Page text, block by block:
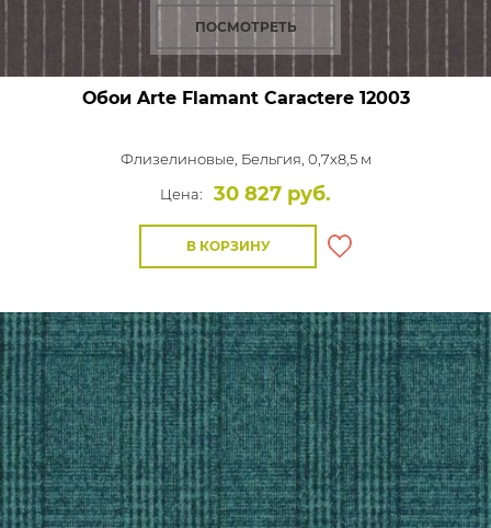
ПОСМОТРЕТЬ
Обои Arte Flamant Caractere12003
Флизелиновые, Бельгия, 0,7x8,5 м
Цена:
30 827 руб.
В КОРЗИНУ